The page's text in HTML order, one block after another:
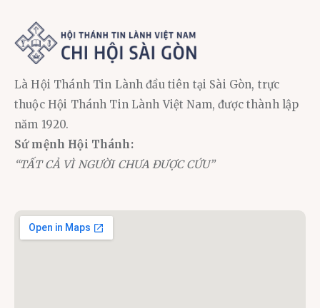
Là Hội Thánh Tin Lành đầu tiên tại Sài Gòn, trực
thuộc Hội Thánh Tin Lành Việt Nam, được thành lập
năm 1920.
Sứ mệnh Hội Thánh:
“TẤT CẢ VÌ NGƯỜI CHƯA ĐƯỢC CỨU”